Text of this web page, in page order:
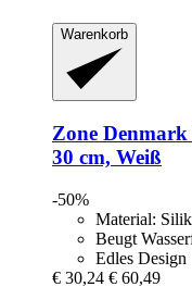
Warenkorb
Zone Denmark
30 cm, Weiß
-50%
Material:
Beugt
Edles Design
€ 30,24 € 60,49